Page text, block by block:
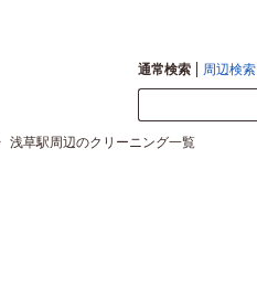
通常検索 周辺検索
浅草駅周辺のクリーニング一覧